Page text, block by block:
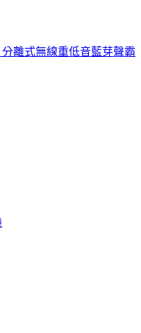
離式無線重低音藍芽聲霸